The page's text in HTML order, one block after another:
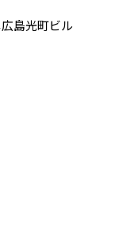
島光町ビル